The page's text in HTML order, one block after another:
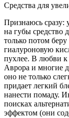
Средства для
Признаюсь сразу:
на губы средство
только потом
гиалуроновую
пухлее. В любви к
Аврора и многие
оно не только
придает легкий
нанести помаду.
поисках
эффектом (они